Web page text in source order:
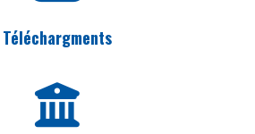
Téléchargments